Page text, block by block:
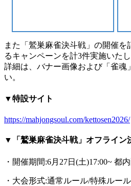
また「鷲巣麻雀決斗戦」の開催を
るキャンペーンを計3件実施いた
詳細は、バナー画像および「雀魂
い。
▼特設サイト
https://mahjongsoul.com/kettosen2026/
▼「鷲巣麻雀決斗戦」オフライン
・開催期間:6月27日(土)17:00~ 都
・大会形式:通常ルール/特殊ルー